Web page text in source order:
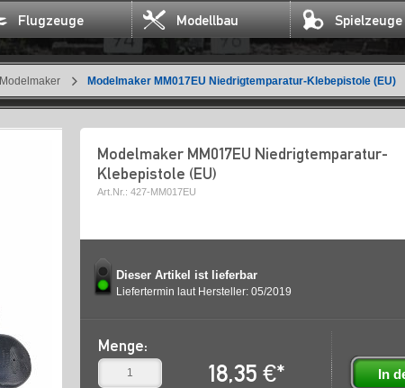
Flugzeuge Modellbau Spielzeuge
Modelmaker Modelmaker MM017EU Niedrigtemparatur-Klebepistole (EU)
Modelmaker MM017EU Niedrigtemparatur-
Klebepistole (EU)
Art.Nr.: 427-MM017EU
Dieser Artikel ist lieferbar
Liefertermin laut Hersteller: 05/2019
Menge:
18,35 €* In